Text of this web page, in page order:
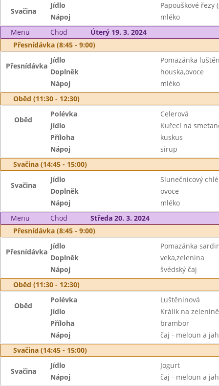
Svačina
Jídlo
Papouškové
Nápoj
mléko
Menu
Chod
Úterý 19. 3. 2024
Přesnídávka (8:45 - 9:00)
Přesnídávka
Jídlo
Pomazánka
Doplněk
houska,ovoce
Nápoj
mléko
Oběd (11:30 - 12:30)
Oběd
Polévka
Celerová
Jídlo
Kuřecí na
Příloha
kuskus
Nápoj
sirup
Svačina (14:45 - 15:00)
Svačina
Jídlo
Slunečnicový
Doplněk
ovoce
Nápoj
mléko
Menu
Chod
Středa 20. 3. 2024
Přesnídávka (8:45 - 9:00)
Přesnídávka
Jídlo
Pomazánka
Doplněk
veka,zelenina
Nápoj
švédský čaj
Oběd (11:30 - 12:30)
Oběd
Polévka
Luštěninová
Jídlo
Králík na zelenině
Příloha
brambor
Nápoj
čaj - meloun a
Svačina (14:45 - 15:00)
Svačina
Jídlo
Jogurt
Nápoj
čaj - meloun a